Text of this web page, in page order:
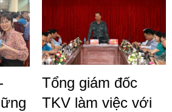
Tổng giám đốc
TKV làm việc với